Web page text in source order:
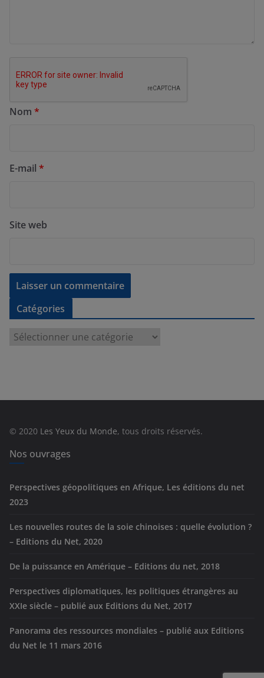
Nom *
E-mail *
Site web
Catégories
e
s
© 2020 Les Yeux du Monde, tous droits réservés.
Nos ouvrages
Perspectives géopolitiques en Afrique, Les éditions du net
2023
Les nouvelles routes de la soie chinoises : quelle évolution ?
– Editions du Net, 2020
De la puissance en Amérique – Editions du net, 2018
Perspectives diplomatiques, les politiques étrangères au
XXIe siècle – publié aux Editions du Net, 2017
Panorama des ressources mondiales – publié aux Editions
du Net le 11 mars 2016